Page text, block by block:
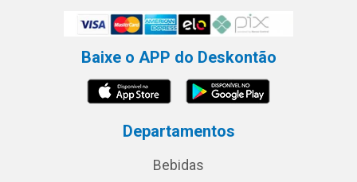
Baixe o APP do Deskontão
Departamentos
Bebidas